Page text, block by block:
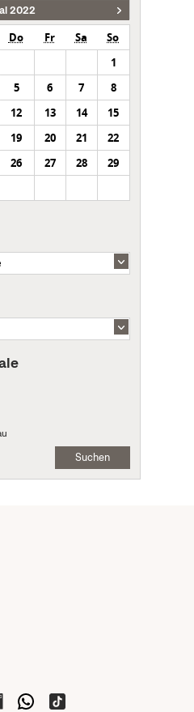
2022
Do Fr Sa
So
1
5 6 7
8
12 13 14
15
19 20 21
22
26 27 28
29
Suchen